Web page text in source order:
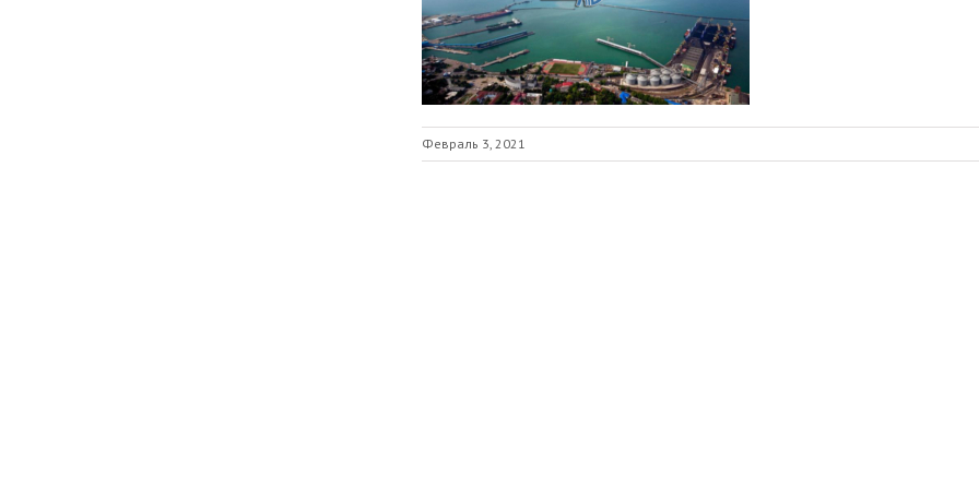
Февраль 3, 2021